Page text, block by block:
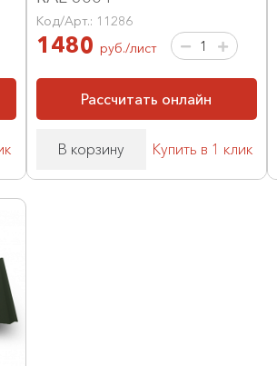
Код/Арт.: 11286
1480 руб./лист
Рассчитать онлайн
В корзину Купить в 1 клик